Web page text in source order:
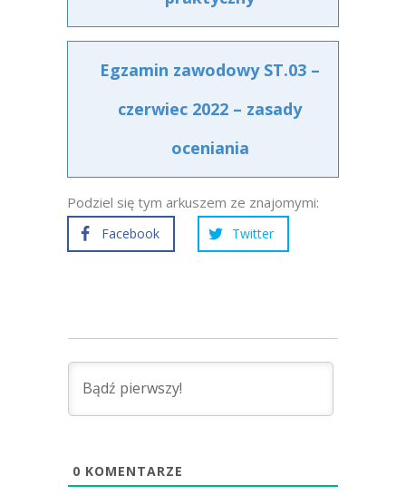
Egzamin zawodowy ST.03 –
czerwiec 2022 – zasady
oceniania
Podziel się tym arkuszem ze znajomymi:
Facebook Twitter
0 KOMENTARZE